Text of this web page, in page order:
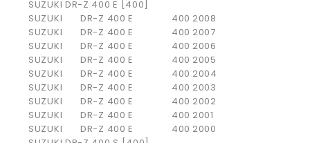
SUZUKI DR-Z 400 E [400]
SUZUKI
DR-Z 400 E 400 2008
SUZUKI
DR-Z 400 E 400 2007
SUZUKI
DR-Z 400 E 400 2006
SUZUKI
DR-Z 400 E 400 2005
SUZUKI
DR-Z 400 E 400 2004
SUZUKI
DR-Z 400 E 400 2003
SUZUKI
DR-Z 400 E 400 2002
SUZUKI
DR-Z 400 E 400 2001
SUZUKI
DR-Z 400 E 400 2000